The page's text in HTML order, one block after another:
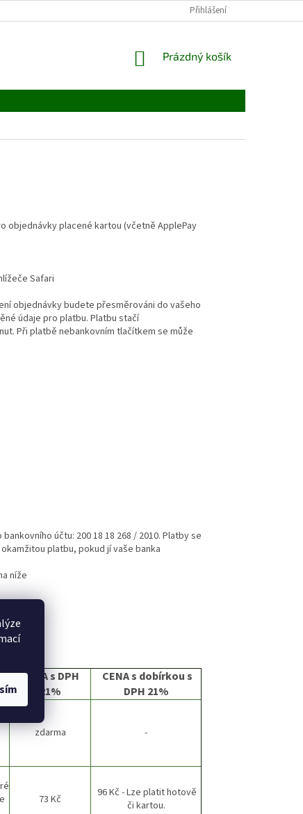
OSOBNÍCH ÚDAJŮ / GDPR Přihlášení
NÁKUPNÍ
Prázdný košík
objednávky placené kartou (včetně ApplePay
Safari
objednávky budete přesměrováni do vašeho
údaje pro platbu. Platbu stačí
Při platbě nebankovním tlačítkem se může
účtu: 200 18 18 268 / 2010. Platby se
platbu, pokud jí vaše banka
níže
CENA s DPH
21%
CENA s dobírkou s
DPH 21%
u
zdarma -
73 Kč
96 Kč - Lze platit hotově
či kartou.